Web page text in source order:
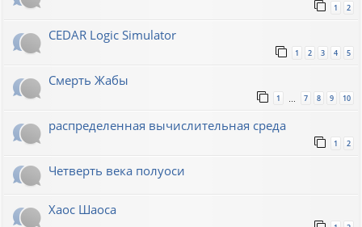
1 2
CEDAR Logic Simulator
1 2 3 4 5
Смерть Жабы
1 7 8 9 10
распределенная вычислительная среда
1 2
Четверть века полуоси
Хаос Шаоса